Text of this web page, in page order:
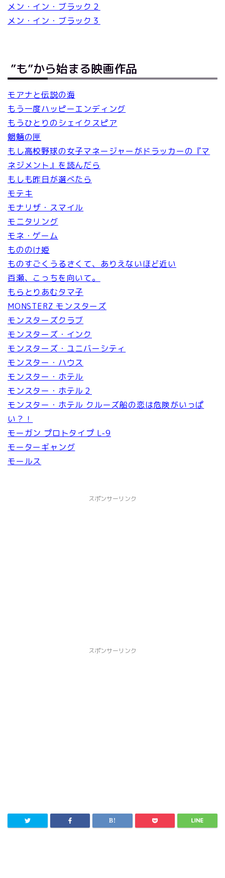
メン・イン・ブラック２
メン・イン・ブラック３
”も”から始まる映画作品
モアナと伝説の海
もう一度ハッピーエンディング
もうひとりのシェイクスピア
魍魎の匣
もし高校野球の女子マネージャーがドラッカーの『マ
ネジメント』を読んだら
もしも昨日が選べたら
モテキ
モナリザ・スマイル
モニタリング
モネ・ゲーム
もののけ姫
ものすごくうるさくて、ありえないほど近い
百瀬、こっちを向いて。
もらとりあむタマ子
MONSTERZ モンスターズ
モンスターズクラブ
モンスターズ・インク
モンスターズ・ユニバーシティ
モンスター・ハウス
モンスター・ホテル
モンスター・ホテル２
モンスター・ホテル クルーズ船の恋は危険がいっぱ
い？！
モーガン プロトタイプ L-9
モーターギャング
モールス
スポンサーリンク
スポンサーリンク